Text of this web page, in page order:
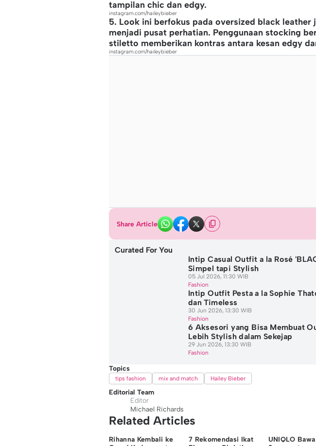
tampilan chic dan edgy.
instagram.com/haileybieber
5. Look ini berfokus pada oversized black leather
menjadi pusat perhatian. Penggunaan stocking
stiletto memberikan kontras antara kesan edgy
instagram.com/haileybieber
Share Article
Curated For You
Intip Casual Outfit a la Rosé
Simpel tapi Stylish
05 Jul 2026, 11:30 WIB
Fashion
Intip Outfit Pesta a la Sophie
dan Timeless
30 Jun 2026, 13:30 WIB
Fashion
6 Aksesori yang Bisa Membuat
Lebih Stylish dalam Sekejap
29 Jun 2026, 13:30 WIB
Fashion
Topics
tips fashion mix and match Hailey Bieber
Editorial Team
Editor
Michael Richards
Related Articles
Rihanna Kembali ke
7 Rekomendasi Ikat
UNIQLO Bawa